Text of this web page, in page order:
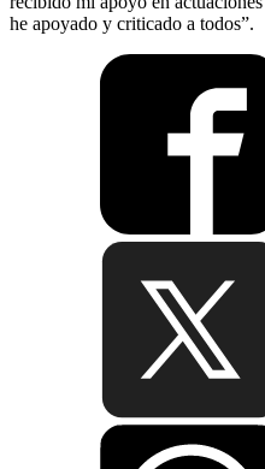
he apoyado y criticado a todos”.